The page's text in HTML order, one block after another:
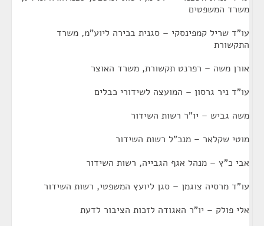
משרד המשפטים
עו"ד שריל קמפינסקי – סגנית בכירה ליוע"מ, משרד
התקשורת
אורן משה – רפרנט תקשורת, משרד האוצר
עו"ד ניר גרסון – המועצה לשידורי כבלים
משה גביש – יו"ר רשות השידור
מוטי שקלאר – מנכ"ל רשות השידור
אבי כ"ץ – מנהל אגף הגבייה, רשות השידור
עו"ד מרסיה צוגמן – סגן ליועץ המשפטי, רשות השידור
אלי פולק – יו"ר האגודה לזכות הציבור לדעת